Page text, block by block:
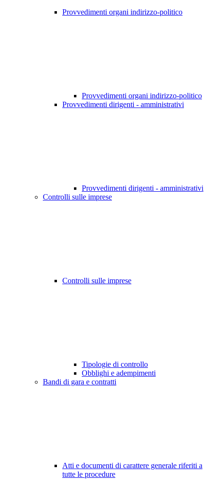
Provvedimenti organi indirizzo-politico
Provvedimenti organi indirizzo-politico
Provvedimenti dirigenti - amministrativi
Provvedimenti dirigenti - amministrativi
Controlli sulle imprese
Controlli sulle imprese
Tipologie di controllo
Obblighi e adempimenti
Bandi di gara e contratti
Atti e documenti di carattere generale riferiti a
tutte le procedure